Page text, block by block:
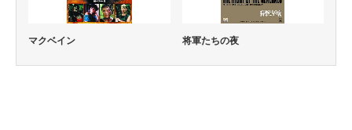
マクベイン 将軍たちの夜